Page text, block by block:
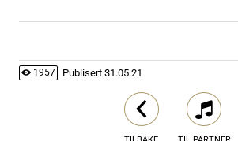
1957 Publisert 31.05.21